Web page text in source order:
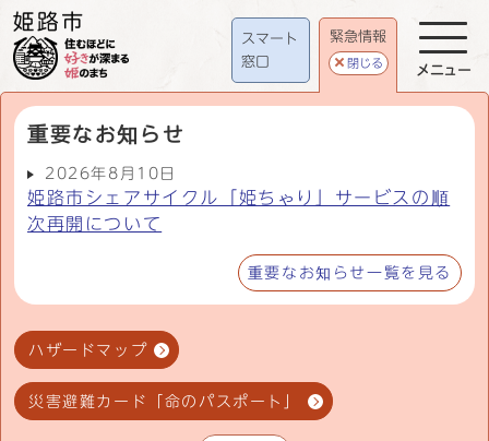
スマート
窓口
緊急情報
閉じる
重要なお知らせ
2026年8月10日
姫路市シェアサイクル「姫ちゃり」サービスの順
次再開について
重要なお知らせ一覧を見る
ハザードマップ
災害避難カード「命のパスポート」
メニュー